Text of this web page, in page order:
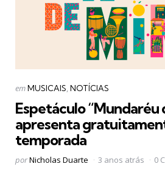
Categorias
Postado
emMUSICAIS NOTÍCIAS
Espetáculo “Mundaréu
apresenta
temporada
Postado
porNicholas Duarte 3 anos atrás 0